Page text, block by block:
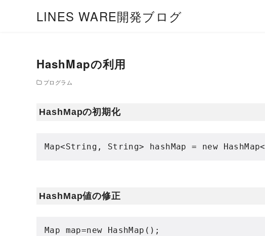
LINES WARE開発ブログ
HashMapの利用
プログラム
HashMapの初期化
Map<String , String> hashMap = new HashMap<
HashMap値の修正
Map map=new HashMap ();